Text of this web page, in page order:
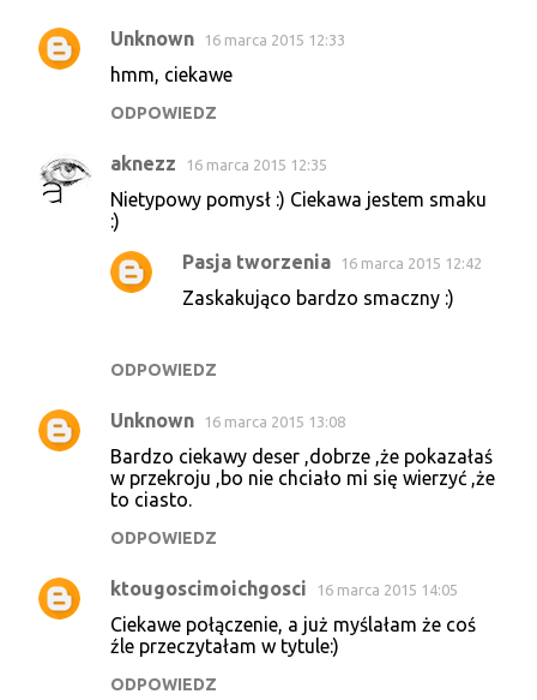
Unknown 16 marca 2015 12:33
hmm, ciekawe
ODPOWIEDZ
aknezz 16 marca 2015 12:35
Nietypowy pomysł :) Ciekawa jestem smaku
:)
ODPOWIEDZ
Pasja tworzenia 16 marca 2015 12:42
Zaskakująco bardzo smaczny :)
Unknown 16 marca 2015 13:08
Bardzo ciekawy deser ,dobrze ,że pokazałaś
w przekroju ,bo nie chciało mi się wierzyć ,że
to ciasto.
ODPOWIEDZ
ktougoscimoichgosci 16 marca 2015 14:05
Ciekawe połączenie, a już myślałam że coś
źle przeczytałam w tytule:)
ODPOWIEDZ